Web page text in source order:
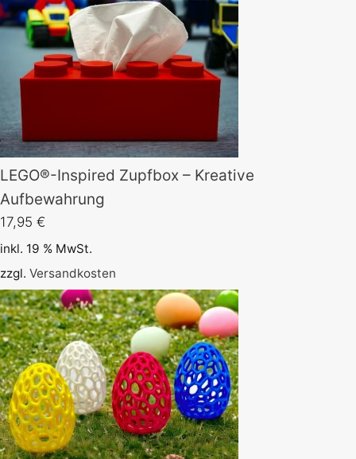
LEGO®-Inspired Zupfbox – Kreative
Aufbewahrung
17,95 €
inkl. 19 % MwSt.
zzgl. Versandkosten